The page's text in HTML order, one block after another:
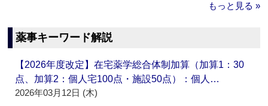
もっと見る »
薬事キーワード解説
【2026年度改定】在宅薬学総合体制加算（加算1：30
点、加算2：個人宅100点・施設50点）：個人…
2026年03月12日 (木)